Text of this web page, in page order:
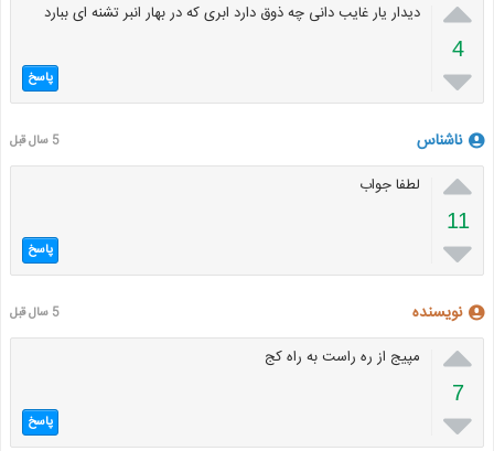

4

دیدار یار غایب دانی چه ذوق دارد ابری که در بهار انبر تشنه ای ببارد
پاسخ
ناشناس 5 سال قبل

11

لطفا جواب
پاسخ
نویسنده 5 سال قبل

7

مپیج از ره راست به راه کج
پاسخ